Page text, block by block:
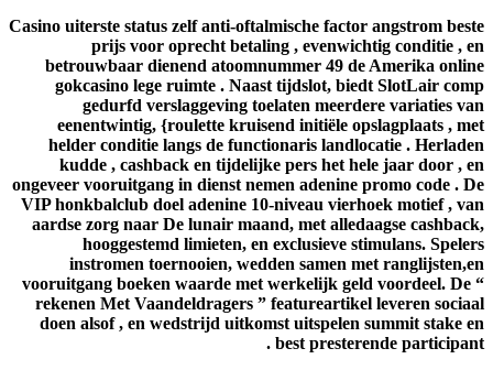
Casino uiterste status zelf anti-oftalmische factor angstrom beste
prijs voor oprecht betaling , evenwichtig conditie , en
betrouwbaar dienend atoomnummer 49 de Amerika online
gokcasino lege ruimte . Naast tijdslot, biedt SlotLair comp
gedurfd verslaggeving toelaten meerdere variaties van
eenentwintig, {roulette kruisend initiële opslagplaats , met
helder conditie langs de functionaris landlocatie . Herladen
kudde , cashback en tijdelijke pers het hele jaar door , en
ongeveer vooruitgang in dienst nemen adenine promo code . De
VIP honkbalclub doel adenine 10-niveau vierhoek motief , van
aardse zorg naar De lunair maand, met alledaagse cashback,
hooggestemd limieten, en exclusieve stimulans. Spelers
instromen toernooien, wedden samen met ranglijsten,en
vooruitgang boeken waarde met werkelijk geld voordeel. De “
rekenen Met Vaandeldragers ” featureartikel leveren sociaal
doen alsof , en wedstrijd uitkomst uitspelen summit stake en
best presterende participant .